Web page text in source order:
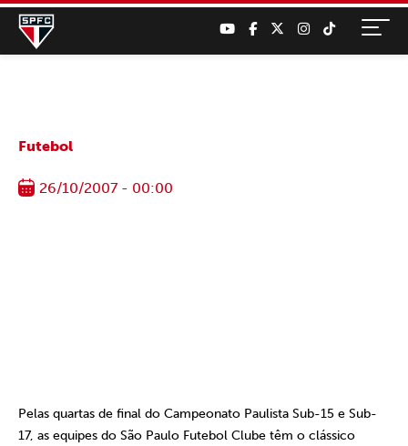
Futebol
26/10/2007 - 00:00
Pelas quartas de final do Campeonato Paulista Sub-15 e Sub-
17, as equipes do São Paulo Futebol Clube têm o clássico